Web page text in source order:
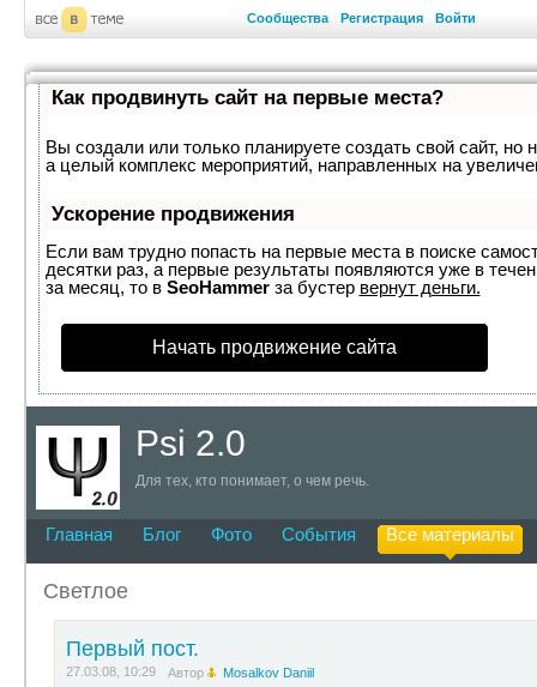
Сообщества Регистрация Войти
Как продвинуть сайт на первые места?
Вы создали или только планируете создать свой сайт, но
а целый комплекс мероприятий, направленных на
Ускорение продвижения
Если вам трудно попасть на первые места в поиске
десятки раз, а первые результаты появляются уже в
за месяц, то в SeoHammerза бустер вернут деньги.
Начать продвижение сайта
Psi 2.0
Для тех, кто понимает, о чем речь.
Главная Блог Фото События Все материалы
Светлое
Первый пост.
27.03.08, 10:29 Автор Mosalkov Daniil